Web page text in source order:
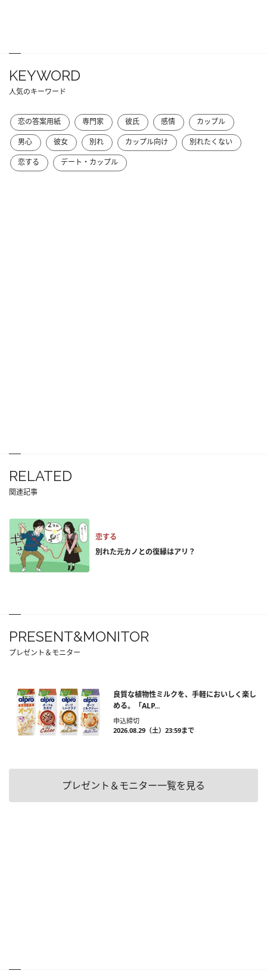
KEYWORD
人気のキーワード
恋の答案用紙 専門家 彼氏 感情
カップル
男心
彼女 別れ カップル向け
別れたくない
恋する
デート・カップル
RELATED
関連記事
恋する
別れた元カノとの復縁はアリ？
PRESENT&MONITOR
プレゼント＆モニター
良質な植物性ミルクを、手軽においしく楽し
める。「ALP...
申込締切
2026.08.29（土）23:59まで
プレゼント＆モニター一覧を見る